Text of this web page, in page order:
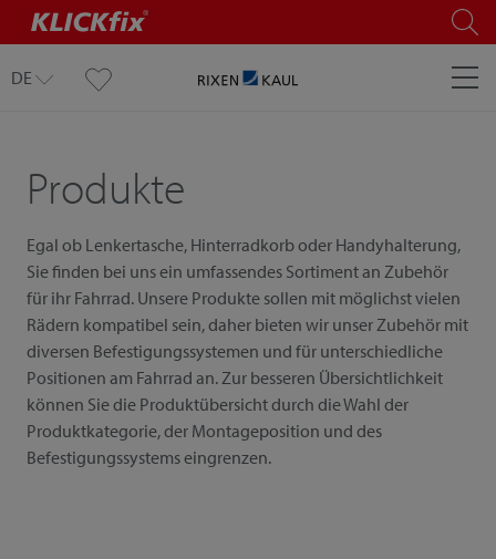
DE
Produkte
Egal ob Lenkertasche, Hinterradkorb oder Handyhalterung,
Sie finden bei uns ein umfassendes Sortiment an Zubehör
für ihr Fahrrad. Unsere Produkte sollen mit möglichst vielen
Rädern kompatibel sein, daher bieten wir unser Zubehör mit
diversen Befestigungssystemen und für unterschiedliche
Positionen am Fahrrad an. Zur besseren Übersichtlichkeit
können Sie die Produktübersicht durch die Wahl der
Produktkategorie, der Montageposition und des
Befestigungssystems eingrenzen.